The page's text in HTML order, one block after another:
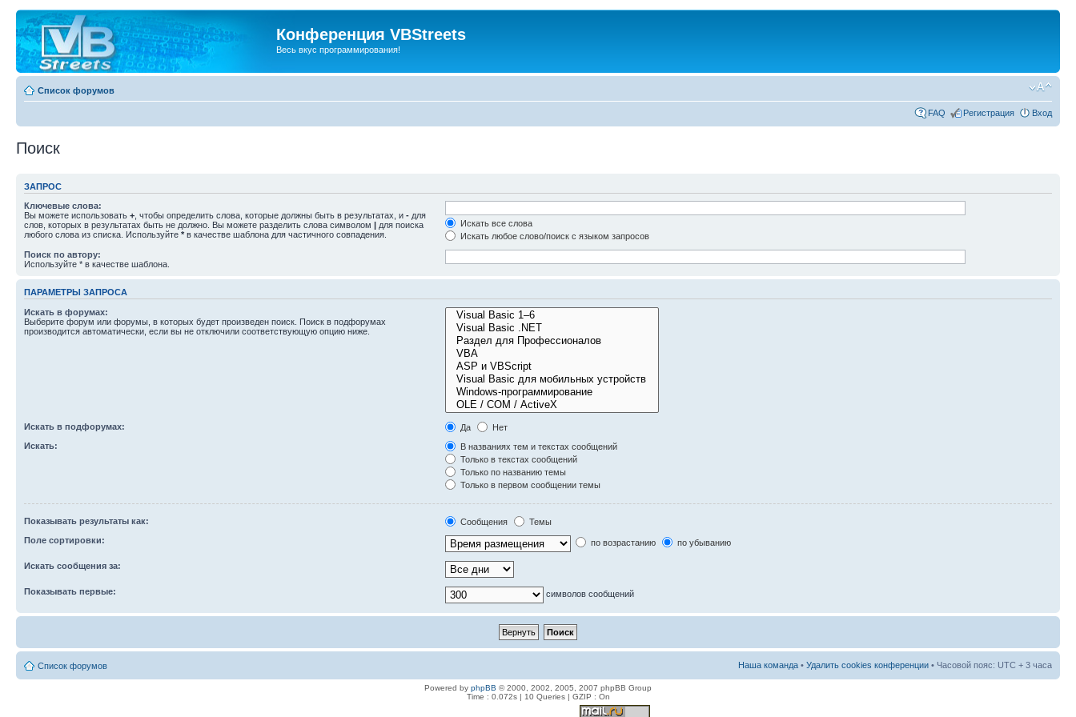
Конференция VBStreets
Весь вкус программирования!
Список форумов
FAQ Регистрация Вход
Поиск
ЗАПРОС
Ключевые слова:
Вы можете использовать + , чтобы определить слова, которые должны быть в результатах, и - для
слов, которых в результатах быть не должно. Вы можете разделить слова символом | для поиска
любого слова из списка. Используйте * в качестве шаблона для частичного совпадения.
Искать все слова
Искать любое слово/поиск с языком запросов
Поиск по автору:
Используйте * в качестве шаблона.
ПАРАМЕТРЫ ЗАПРОСА
Искать в форумах:
Выберите форум или форумы, в которых будет произведен поиск. Поиск в подфорумах
производится автоматически, если вы не отключили соответствующую опцию ниже.
Искать в подфорумах: Да
Нет
Искать:
В названиях тем и текстах сообщений
Только в текстах сообщений
Только по названию темы
Только в первом сообщении темы
Показывать результаты как: Сообщения
Темы
Поле сортировки:
по возрастанию по убыванию
Искать сообщения за:
Показывать первые: символов сообщений
Список форумов Наша команда • Удалить cookies конференции • Часовой пояс: UTC + 3 часа
Powered by phpBB © 2000, 2002, 2005, 2007 phpBB Group
Time : 0.072s | 10 Queries | GZIP : On